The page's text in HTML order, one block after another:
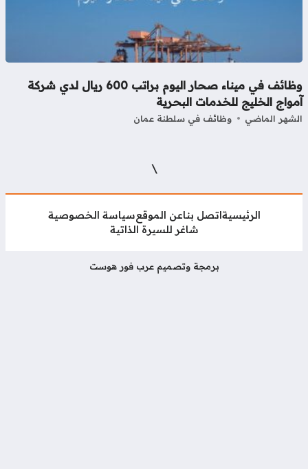
وظائف في ميناء صحار اليوم براتب 600 ريال لدي شركة
الخليج للخدمات البحرية
الماضي وظائف في سلطنة عمان
الرئيسيةاتصل بنا عن الموقعسياسة الخصوصية
شاغر للسيرة الذاتية
برمجة وتصميم عرب فور هوست